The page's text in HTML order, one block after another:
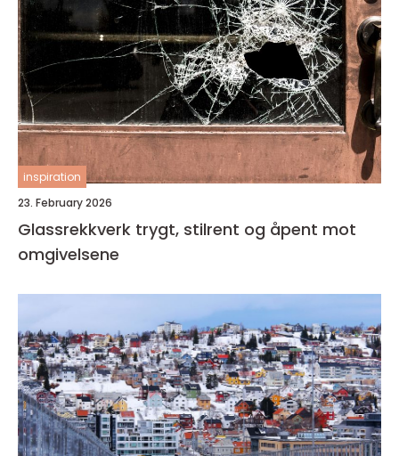
inspiration
23. February 2026
Glassrekkverk trygt, stilrent og åpent mot
omgivelsene